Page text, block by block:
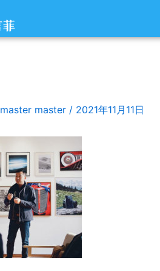
master master / 2021年11月11日